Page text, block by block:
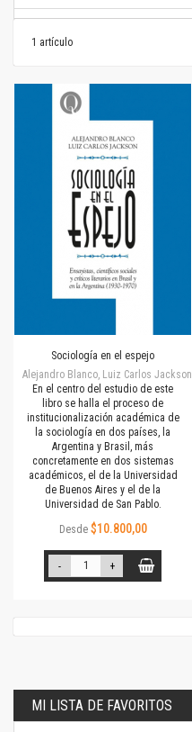
1 artículo
Sociología en el espejo
Alejandro Blanco, Luiz Carlos Jackson
En el centro del estudio de este
libro se halla el proceso de
institucionalización académica de
la sociología en dos países, la
Argentina y Brasil, más
concretamente en dos sistemas
académicos, el de la Universidad
de Buenos Aires y el de la
Universidad de San Pablo.
Desde $10.800,00
- +
MI LISTA DE FAVORITOS